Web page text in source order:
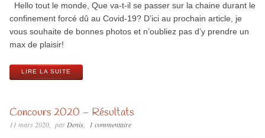
Hello tout le monde, Que va-t-il se passer sur la chaine durant le
confinement forcé dû au Covid-19? D’ici au prochain article, je
vous souhaite de bonnes photos et n’oubliez pas d’y prendre un
max de plaisir!
LIRE LA SUITE
Concours 2020 – Résultats
11 mars 2020 parDenis 1 commentaire